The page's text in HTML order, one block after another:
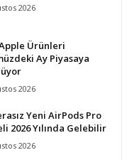
2026
Ürünleri
Ay Piyasaya
2026
Yeni AirPods Pro
2026 Yılında Gelebilir
2026